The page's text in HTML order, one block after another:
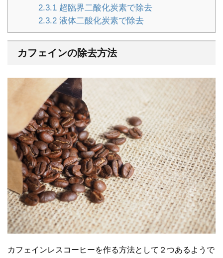
2.3.1 超臨界二酸化炭素で除去
2.3.2 液体二酸化炭素で除去
カフェインの除去方法
カフェインレスコーヒーを作る方法として２つあるようで